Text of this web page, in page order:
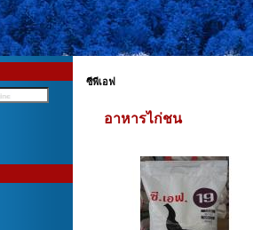
ซีพีเอฟ
อาหารไก่ชน